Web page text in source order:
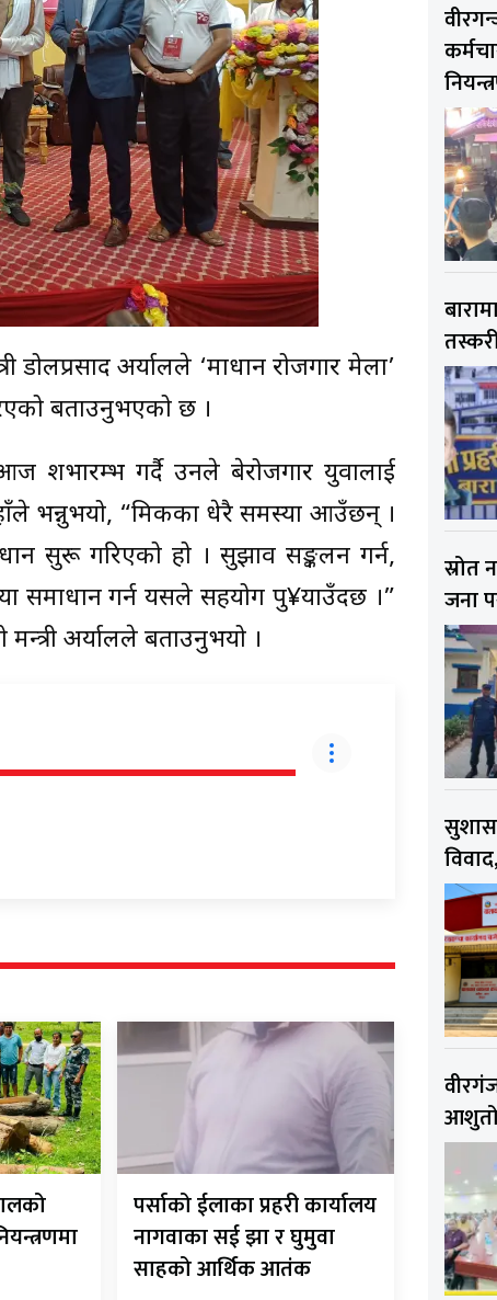
अर्यालले ‘श्रमाधान रोजगार मेला’
बताउनुभएको छ ।
शभारम्भ गर्दै उनले बेरोजगार युवालाई
भन्नुभयो, “श्रमिकका धेरै समस्या आउँछन् ।
सुरू गरिएको हो । सुझाव सङ्कलन गर्न,
समाधान गर्न यसले सहयोग पु¥याउँदछ ।”
अर्यालले बताउनुभयो ।
पर्साको ईलाका प्रहरी कार्यालय
नागवाका सई झा र घुमुवा
साहको आर्थिक आतंक
जना